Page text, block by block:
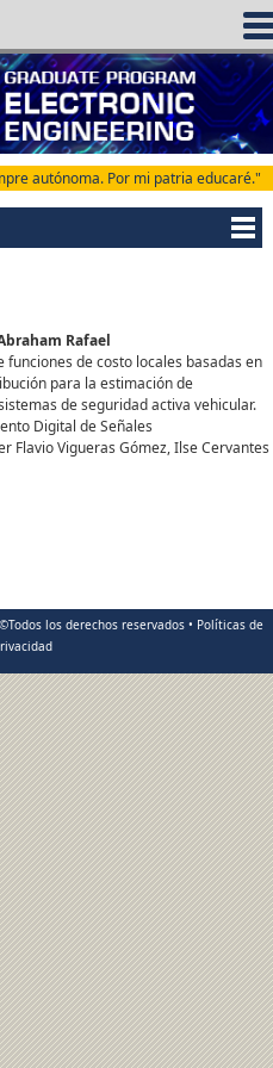
autónoma. Por mi patria educaré."
Rafael
funciones de costo locales basadas en
para la estimación de
de seguridad activa vehicular.
Digital de Señales
Flavio Vigueras Gómez, Ilse Cervantes
los derechos reservados • Políticas de